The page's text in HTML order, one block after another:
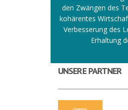
den Zwängen des
kohärentes
Verbesserung des
Erhaltung
UNSERE PARTNER